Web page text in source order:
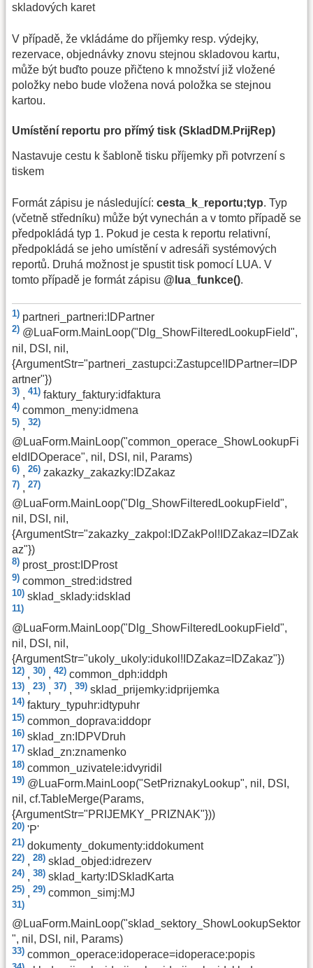
skladových karet
V případě, že vkládáme do příjemky resp. výdejky,
rezervace, objednávky znovu stejnou skladovou kartu,
může být buďto pouze přičteno k množství již vložené
položky nebo bude vložena nová položka se stejnou
kartou.
Umístění reportu pro přímý tisk (SkladDM.PrijRep)
Nastavuje cestu k šabloně tisku příjemky při potvrzení s
tiskem
Formát zápisu je následující: cesta_k_reportu;typ. Typ
(včetně středníku) může být vynechán a v tomto případě se
předpokládá typ 1. Pokud je cesta k reportu relativní,
předpokládá se jeho umístění v adresáři systémových
reportů. Druhá možnost je spustit tisk pomocí LUA. V
tomto případě je formát zápisu @lua_funkce().
1) partneri_partneri:IDPartner
2) @LuaForm.MainLoop("Dlg_ShowFilteredLookupField",
nil, DSI, nil,
{ArgumentStr="partneri_zastupci:Zastupce!IDPartner=IDP
artner"})
3) , 41) faktury_faktury:idfaktura
4) common_meny:idmena
5) , 32)
@LuaForm.MainLoop("common_operace_ShowLookupFi
eldIDOperace", nil, DSI, nil, Params)
6) , 26) zakazky_zakazky:IDZakaz
7) , 27)
@LuaForm.MainLoop("Dlg_ShowFilteredLookupField",
nil, DSI, nil,
{ArgumentStr="zakazky_zakpol:IDZakPol!IDZakaz=IDZak
az"})
8) prost_prost:IDProst
9) common_stred:idstred
10) sklad_sklady:idsklad
11)
@LuaForm.MainLoop("Dlg_ShowFilteredLookupField",
nil, DSI, nil,
{ArgumentStr="ukoly_ukoly:idukol!IDZakaz=IDZakaz"})
12) , 30) , 42) common_dph:iddph
13) , 23) , 37) , 39) sklad_prijemky:idprijemka
14) faktury_typuhr:idtypuhr
15) common_doprava:iddopr
16) sklad_zn:IDPVDruh
17) sklad_zn:znamenko
18) common_uzivatele:idvyridil
19) @LuaForm.MainLoop("SetPriznakyLookup", nil, DSI,
nil, cf.TableMerge(Params,
{ArgumentStr="PRIJEMKY_PRIZNAK"}))
20) 'P'
21) dokumenty_dokumenty:iddokument
22) , 28) sklad_objed:idrezerv
24) , 38) sklad_karty:IDSkladKarta
25) , 29) common_simj:MJ
31)
@LuaForm.MainLoop("sklad_sektory_ShowLookupSektor
", nil, DSI, nil, Params)
33) common_operace:idoperace=idoperace:popis